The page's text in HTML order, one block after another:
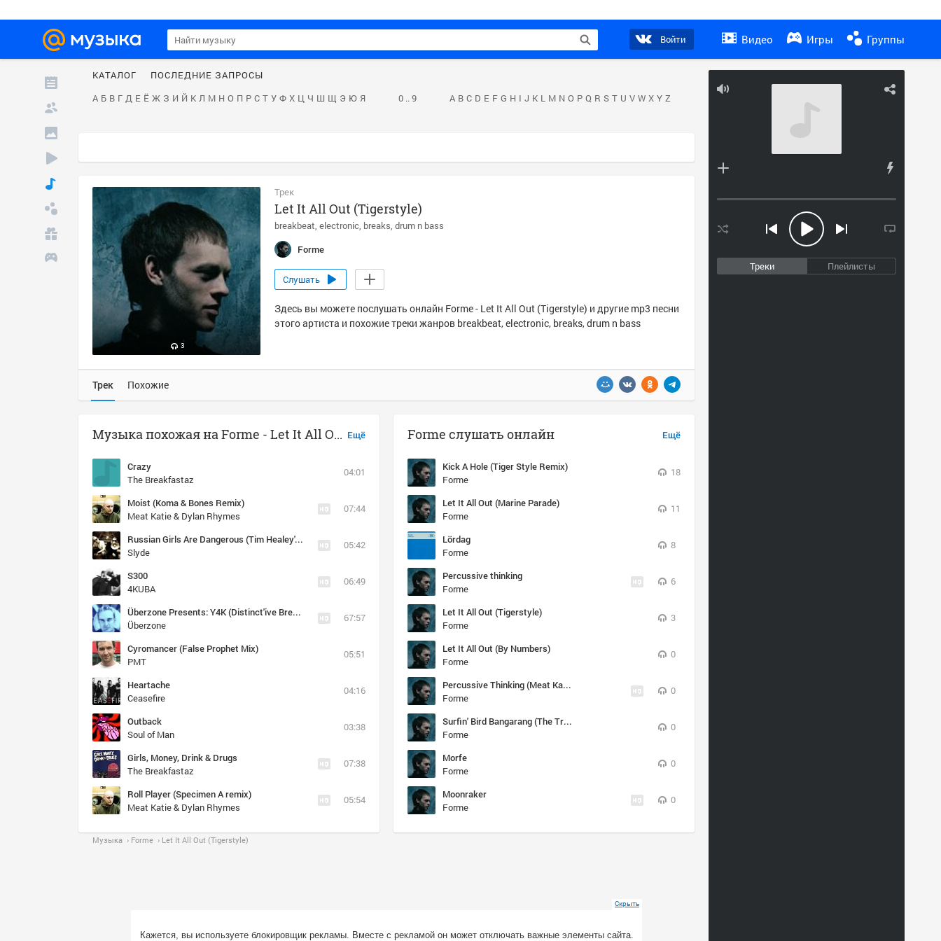
Войти Видео Игры Группы
Треки Плейлисты
КАТАЛОГ
ПОСЛЕДНИЕ ЗАПРОСЫ
А Б В Г Д Е Ё Ж З И Й К Л М Н О П Р С Т У Ф Х Ц Ч Ш Щ Э Ю Я 0 .. 9 A B C D E F G H I J K L M N O P Q R S T U V W X Y Z
3
Трек
Let It All Out (Tigerstyle)
breakbeat electronic breaks drum n bass
Forme
Слушать
Здесь вы можете послушать онлайн Forme - Let It All Out (Tigerstyle) и другие mp3 песни
этого артиста и похожие треки жанров breakbeat, electronic, breaks, drum n bass
Трек Похожие
Ещё
Музыка похожая на Forme - Let It All Out (Tigerstyle)
Crazy
The Breakfastaz
04:01
Moist (Koma & Bones Remix)
Meat Katie & Dylan Rhymes
07:44
Russian Girls Are Dangerous (Tim Healey's Babushka Edit)
Slyde
05:42
S300
4KUBA
06:49
Überzone Presents: Y4K (Distinct'ive Breaks Records, 2004)
Überzone
67:57
Cyromancer (False Prophet Mix)
PMT
05:51
Heartache
Ceasefire
04:16
Outback
Soul of Man
03:38
Girls, Money, Drink & Drugs
The Breakfastaz
07:38
Roll Player (Specimen A remix)
Meat Katie & Dylan Rhymes
05:54
Ещё
Forme слушать онлайн
Kick A Hole (Tiger Style Remix)
Forme
18
Let It All Out (Marine Parade)
Forme
11
Lördag
Forme
8
Percussive thinking
Forme
6
Let It All Out (Tigerstyle)
Forme
3
Let It All Out (By Numbers)
Forme
0
Percussive Thinking (Meat Katie & Elite Force Mix)
Forme
0
Surfin' Bird Bangarang (The Trashmen vs. Skrillex)
Forme
0
Morfe
Forme
0
Moonraker
Forme
0
Музыка Forme Let It All Out (Tigerstyle)
Кажется, вы используете блокировщик рекламы. Вместе с рекламой он может отключать важные элементы сайта.
Скрыть